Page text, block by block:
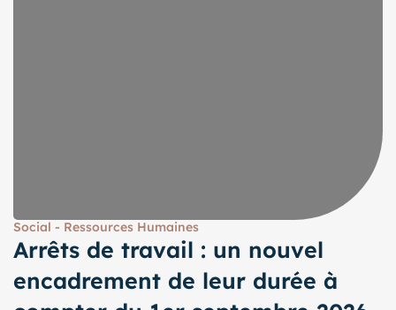
Social - Ressources Humaines
Arrêts de travail : un nouvel
encadrement de leur durée à